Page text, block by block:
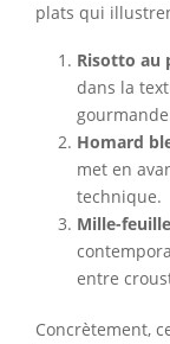
plats qui
Risotto au
dans la
Homard
met en
technique.
Mille-
entre
Concrètement,